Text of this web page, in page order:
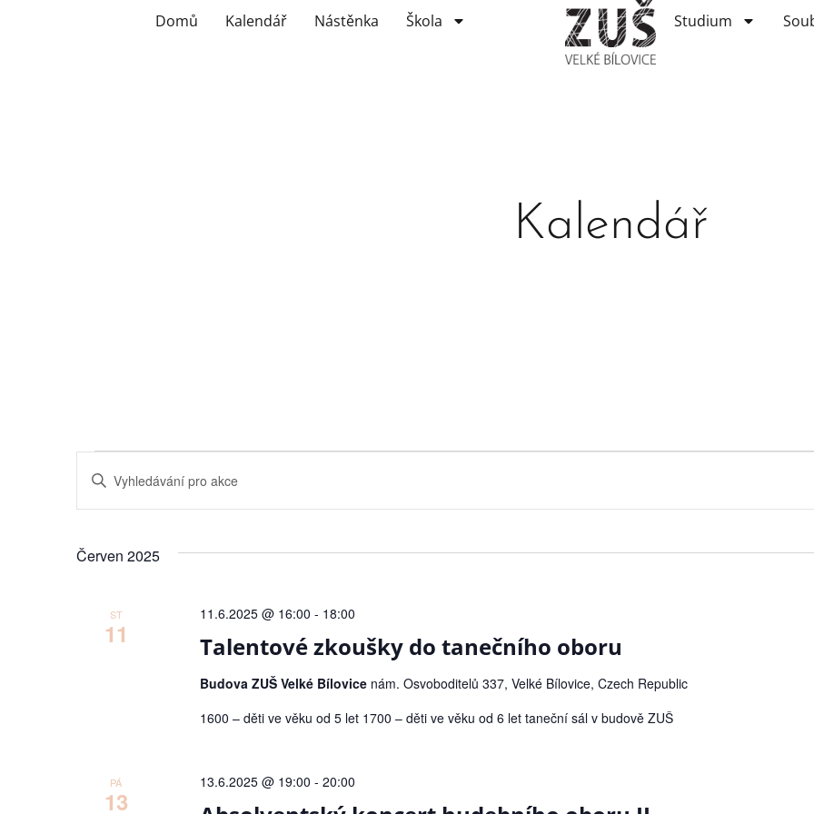
Domů Kalendář Nástěnka Škola Studium
Kalendář
Navigace
pro
hledání
zobrazení
Akce
Enter
Keyword.
for
Keyword.
Červen 2025
ST
11 Talentové zkoušky do tanečního oboru
11.6.2025 @ 16:00 - 18:00
Budova ZUŠ Velké Bílovice nám. Osvoboditelů 337, Velké Bílovice, Czech Republic
1600 – děti ve věku od 5 let 1700 – děti ve věku od 6 let taneční sál v budově ZUŠ
PÁ
13
13.6.2025 @ 19:00 - 20:00